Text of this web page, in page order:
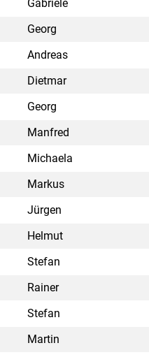
Gabriele
Georg
Andreas
Dietmar
Georg
Manfred
Michaela
Markus
Jürgen
Helmut
Stefan
Rainer
Stefan
Martin